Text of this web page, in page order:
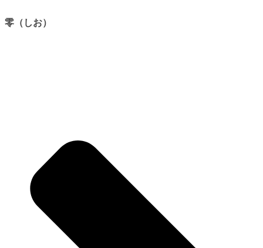
零（しお）